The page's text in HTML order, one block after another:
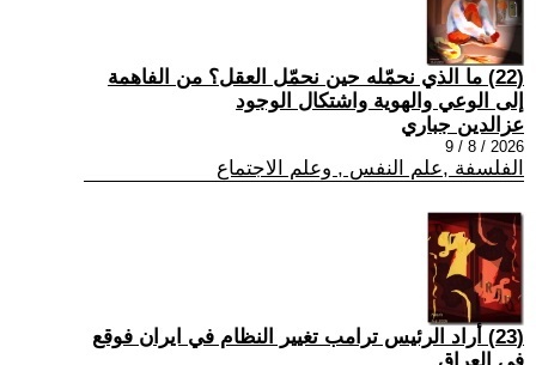
(22) ما الذي نحمّله حين نحمّل العقل؟ من الفاهمة
إلى الوعي والهوية واشتكال الوجود
عزالدين جباري
2026 / 8 / 9
الفلسفة ,علم النفس , وعلم الاجتماع
(23) أراد الرئيس ترامب تغيير النظام في ايران فوقع